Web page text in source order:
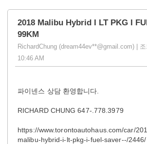
2018 Malibu Hybrid I LT PKG I
99KM
RichardChung (dream44ev**@gmail.com) |
10:46 AM
파이넨스 상담 환영합니다.
RICHARD CHUNG 647-.778.3979
https://www.torontoautohaus.com/car/
malibu-hybrid-i-lt-pkg-i-fuel-saver--/2446/